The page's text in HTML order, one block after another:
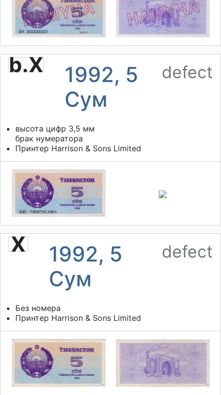
b.X
1992, 5
Сум
defect
высота цифр 3,5 мм
брак нумератора
Принтер Harrison & Sons Limited
X
1992, 5
Сум
defect
Без номера
Принтер Harrison & Sons Limited